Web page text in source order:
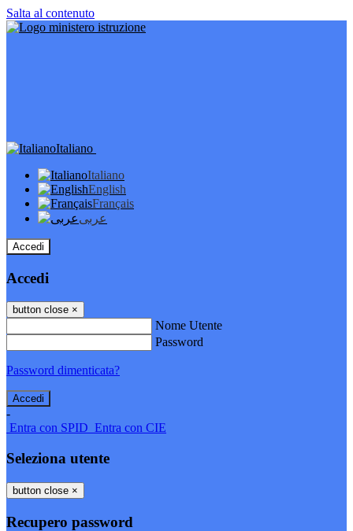
Salta al contenuto
Italiano
Italiano
English
Français
عربى
Accedi
Accedi
button close ×
Nome Utente
Password
Password dimenticata?
-
Entra con SPID Entra con CIE
Seleziona utente
button close ×
Recupero password